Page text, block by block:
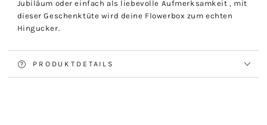
Jubiläum oder einfach als liebevolle Aufmerksamkeit , mit
dieser Geschenktüte wird deine Flowerbox zum echten
Hingucker.
PRODUKTDETAILS